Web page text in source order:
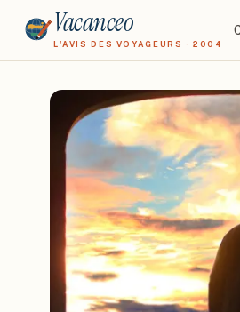
Vacanceo
L'AVIS DES VOYAGEURS · 2004